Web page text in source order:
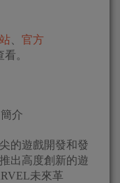
官方
看。
介
的遊戲開發和發
出高度創新的遊
未來革